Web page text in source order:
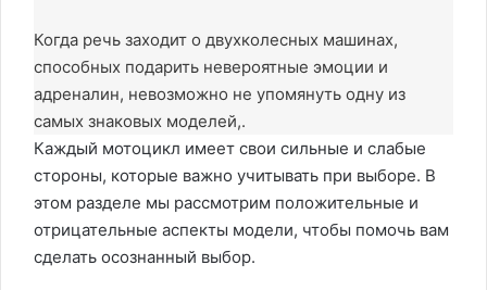
Когда речь заходит о двухколесных машинах,
способных подарить невероятные эмоции и
адреналин, невозможно не упомянуть одну из
самых знаковых моделей,.
Каждый мотоцикл имеет свои сильные и слабые
стороны, которые важно учитывать при выборе. В
этом разделе мы рассмотрим положительные и
отрицательные аспекты модели, чтобы помочь вам
сделать осознанный выбор.